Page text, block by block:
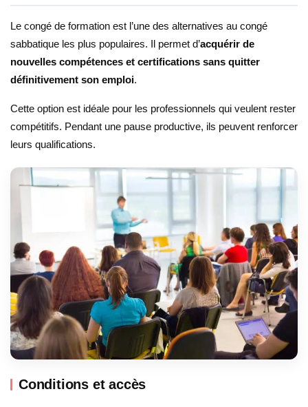
Le congé de formation est l’une des alternatives au congé
sabbatique les plus populaires. Il permet d’acquérir de
nouvelles compétences et certifications sans quitter
définitivement son emploi.
Cette option est idéale pour les professionnels qui veulent rester
compétitifs. Pendant une pause productive, ils peuvent renforcer
leurs qualifications.
Conditions et accès